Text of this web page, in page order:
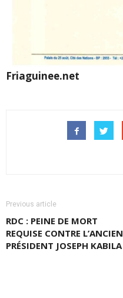
Friaguinee.net
Previous article
RDC : PEINE DE MORT
REQUISE CONTRE L’ANCIEN
PRÉSIDENT JOSEPH KABILA